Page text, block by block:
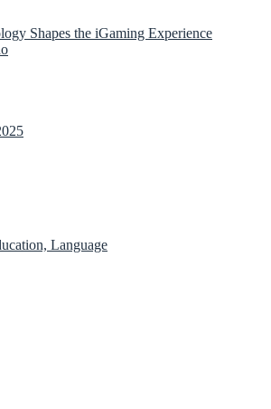
Shapes the iGaming Experience
Language